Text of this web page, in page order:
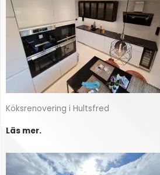
Köksrenovering i Hultsfred
Läs mer.